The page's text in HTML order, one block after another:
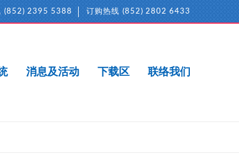
(852) 2395 5388 订购热线 (852) 2802 6433
消息及活动 下载区 联络我们